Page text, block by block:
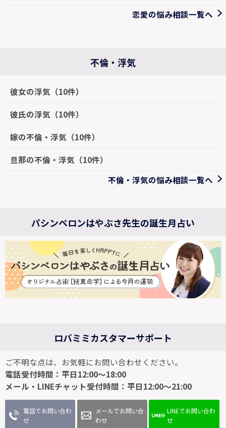
恋愛の悩み相談一覧へ
不倫・浮気
彼女の浮気（10件）
彼氏の浮気（10件）
嫁の不倫・浮気（10件）
旦那の不倫・浮気（10件）
不倫・浮気の悩み相談一覧へ
パシンペロンはやぶさ先生の誕生月占い
ロバミミカスタマーサポート
ご不明な点は、お気軽にお問い合わせください。
電話受付時間：平日12:00～18:00
メール・LINEチャット受付時間：平日12:00～21:00
電話でお問い合わ
せ
メールでお問い合
わせ
LINEでお問い合わ
せ